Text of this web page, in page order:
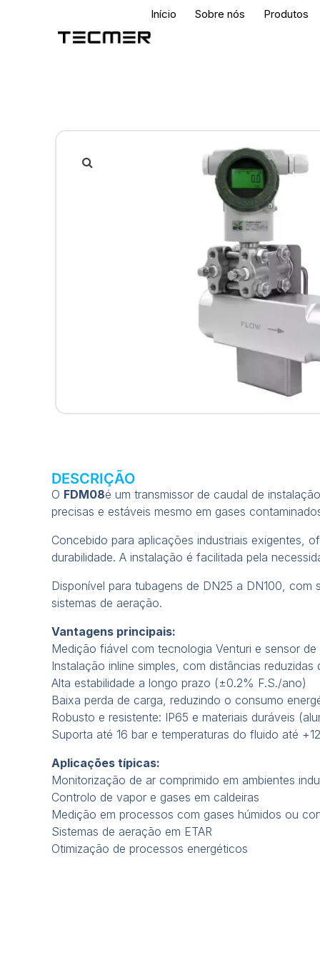
Início Sobre nós Produtos
DESCRIÇÃO
O FDM08é um transmissor de caudal de
precisas e estáveis mesmo em gases
Concebido para aplicações industriais exigentes,
durabilidade. A instalação é facilitada pela
Disponível para tubagens de DN25 a DN100,
sistemas de aeração.
Vantagens principais:
Medição fiável com tecnologia Venturi e sensor
Instalação inline simples, com distâncias reduzidas
Alta estabilidade a longo prazo (±0.2% F.S./ano)
Baixa perda de carga, reduzindo o consumo
Robusto e resistente: IP65 e materiais duráveis
Suporta até 16 bar e temperaturas do fluido até
Aplicações típicas:
Monitorização de ar comprimido em ambientes
Controlo de vapor e gases em caldeiras
Medição em processos com gases húmidos ou
Sistemas de aeração em ETAR
Otimização de processos energéticos